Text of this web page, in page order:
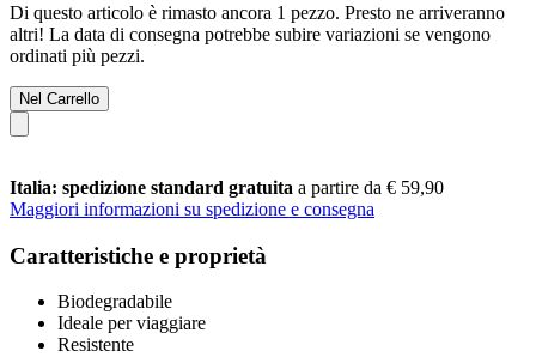
Di questo articolo è rimasto ancora 1 pezzo. Presto ne arriveranno
altri! La data di consegna potrebbe subire variazioni se vengono
ordinati più pezzi.
Nel Carrello
Italia: spedizione standard gratuita a partire da € 59,90
Maggiori informazioni su spedizione e consegna
Caratteristiche e proprietà
Biodegradabile
Ideale per viaggiare
Resistente